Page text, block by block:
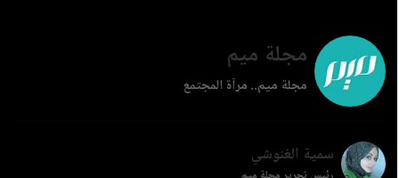
مجلة ميم
مجلة ميم.. مرآة المجتمع
سمية الغنوشي